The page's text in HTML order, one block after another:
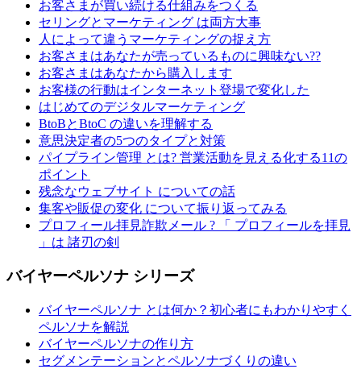
お客さまが買い続ける仕組みをつくる
セリングとマーケティング は両方大事
人によって違うマーケティングの捉え方
お客さまはあなたが売っているものに興味ない??
お客さまはあなたから購入します
お客様の行動はインターネット登場で変化した
はじめてのデジタルマーケティング
BtoBとBtoC の違いを理解する
意思決定者の5つのタイプと対策
パイプライン管理 とは? 営業活動を見える化する11の
ポイント
残念なウェブサイト についての話
集客や販促の変化 について振り返ってみる
プロフィール拝見詐欺メール ? 「 プロフィールを拝見
」は 諸刃の剣
バイヤーペルソナ シリーズ
バイヤーペルソナ とは何か？初心者にもわかりやすく
ペルソナを解説
バイヤーペルソナの作り方
セグメンテーションとペルソナづくりの違い